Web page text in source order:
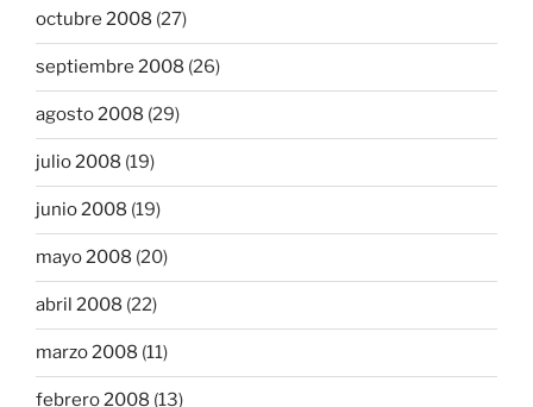
octubre 2008 (27)
septiembre 2008 (26)
agosto 2008 (29)
julio 2008 (19)
junio 2008 (19)
mayo 2008 (20)
abril 2008 (22)
marzo 2008 (11)
febrero 2008 (13)